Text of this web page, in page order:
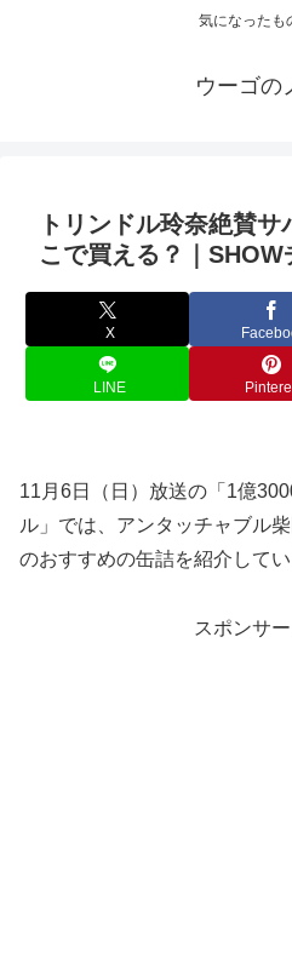
気になったも
ウーゴの
トリンドル玲奈絶賛
こで買える？｜SHOW
X
LINE
11月6日（日）放送の「1億
ル」では、アンタッチャブル
のおすすめの缶詰を紹介してい
スポンサ